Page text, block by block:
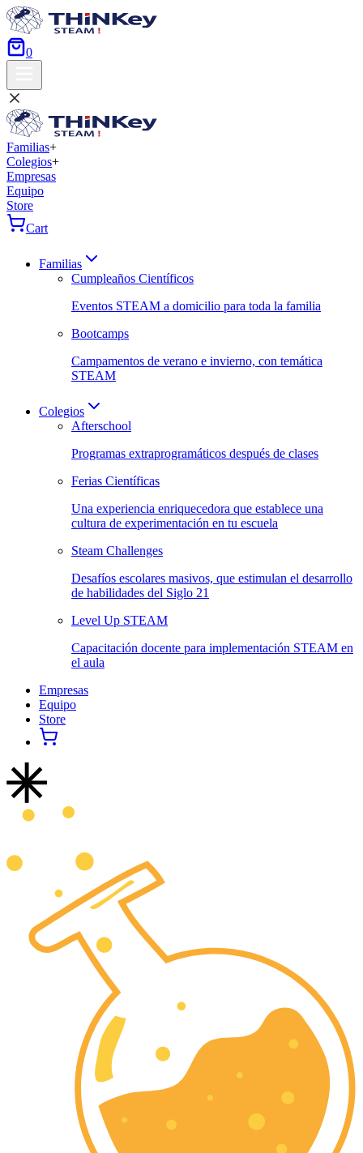
0
Familias+
Colegios+
Empresas
Equipo
Store
Cart
Familias
Cumpleaños Científicos
Eventos STEAM a domicilio para toda la familia
Bootcamps
Campamentos de verano e invierno, con temática
STEAM
Colegios
Afterschool
Programas extraprogramáticos después de clases
Ferias Científicas
Una experiencia enriquecedora que establece una
cultura de experimentación en tu escuela
Steam Challenges
Desafíos escolares masivos, que estimulan el desarrollo
de habilidades del Siglo 21
Level Up STEAM
Capacitación docente para implementación STEAM en
el aula
Empresas
Equipo
Store